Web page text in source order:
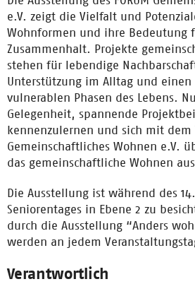
e.V. zeigt die Vielfalt und
Wohnformen und ihre Bedeutung
Zusammenhalt. Projekte
stehen für lebendige
Unterstützung im Alltag und einen
vulnerablen Phasen des Lebens.
Gelegenheit, spannende
kennenzulernen und sich mit dem
Gemeinschaftliches Wohnen e.V.
das gemeinschaftliche Wohnen
Die Ausstellung ist während des
Seniorentages in Ebene 2 zu
durch die Ausstellung “Anders
werden an jedem
Verantwortlich